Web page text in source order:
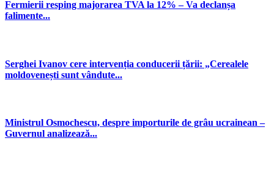
Fermierii resping majorarea TVA la 12% – Va declanșa
falimente...
Serghei Ivanov cere intervenția conducerii țării: „Cerealele
moldovenești sunt vândute...
Ministrul Osmochescu, despre importurile de grâu ucrainean –
Guvernul analizează...